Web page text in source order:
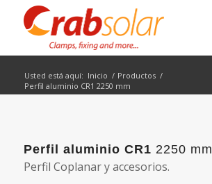
Usted está aquí: Inicio / Productos /
Perfil aluminio CR1 2250 mm
Perfil aluminio CR1 2250 mm
Perfil Coplanar y accesorios.